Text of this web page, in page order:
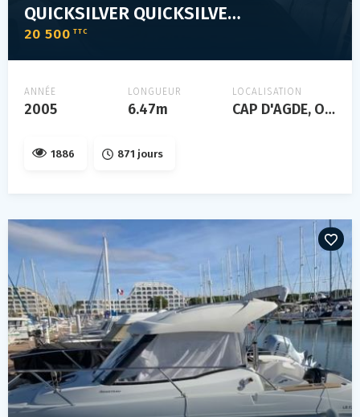
QUICKSILVER QUICKSILVER 650 CRUISER
20 500 TTC
ANNÉE
2005
LONGUEUR
6.47m
LOCALISATION
CAP D'AGDE, Occitanie, FRANCE
1886 871 jours